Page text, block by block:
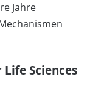
Jahre
Sciences